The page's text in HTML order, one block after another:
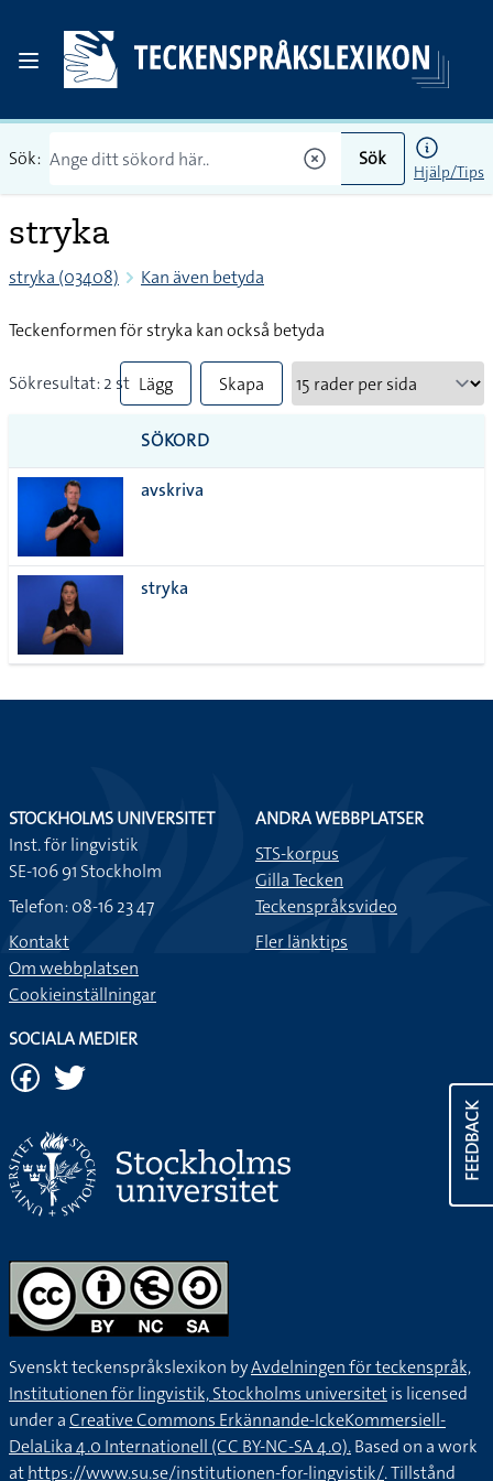
Sök: Sök
Hjälp/Tips
stryka
stryka (03408) Kan även betyda
Teckenformen för stryka kan också betyda
Sökresultat: 2 st Lägg
till
alla i
Skapa
SÖKORD
avskriva
stryka
FEEDBACK
STOCKHOLMS UNIVERSITET
Inst. för lingvistik
SE-106 91 Stockholm
Telefon: 08-16 23 47
Kontakt
Om webbplatsen
Cookieinställningar
ANDRA WEBBPLATSER
STS-korpus
Gilla Tecken
Teckenspråksvideo
Fler länktips
SOCIALA MEDIER
Svenskt teckenspråkslexikon byAvdelningen för teckenspråk,
Institutionen för lingvistik, Stockholms universitetis licensed
under aCreative Commons Erkännande-IckeKommersiell-
DelaLika 4.0 Internationell (CC BY-NC-SA 4.0).Based on a work
athttps://www.su.se/institutionen-for-lingvistik/. Tillstånd